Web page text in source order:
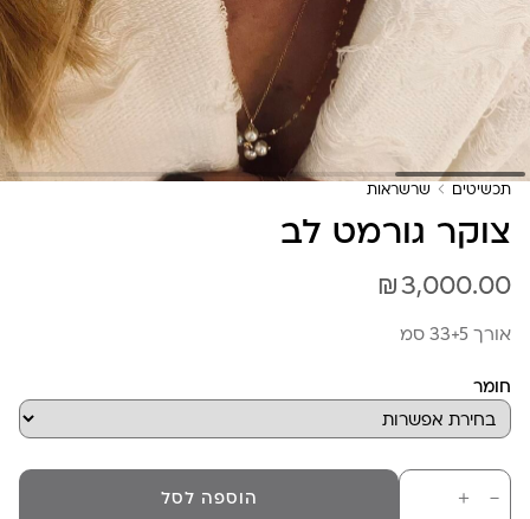
תכשיטים שרשראות
צוקר גורמט לב
₪3,000.00
אורך 33+5 סמ
חומר
－
כמות
של
＋ הוספה לסל